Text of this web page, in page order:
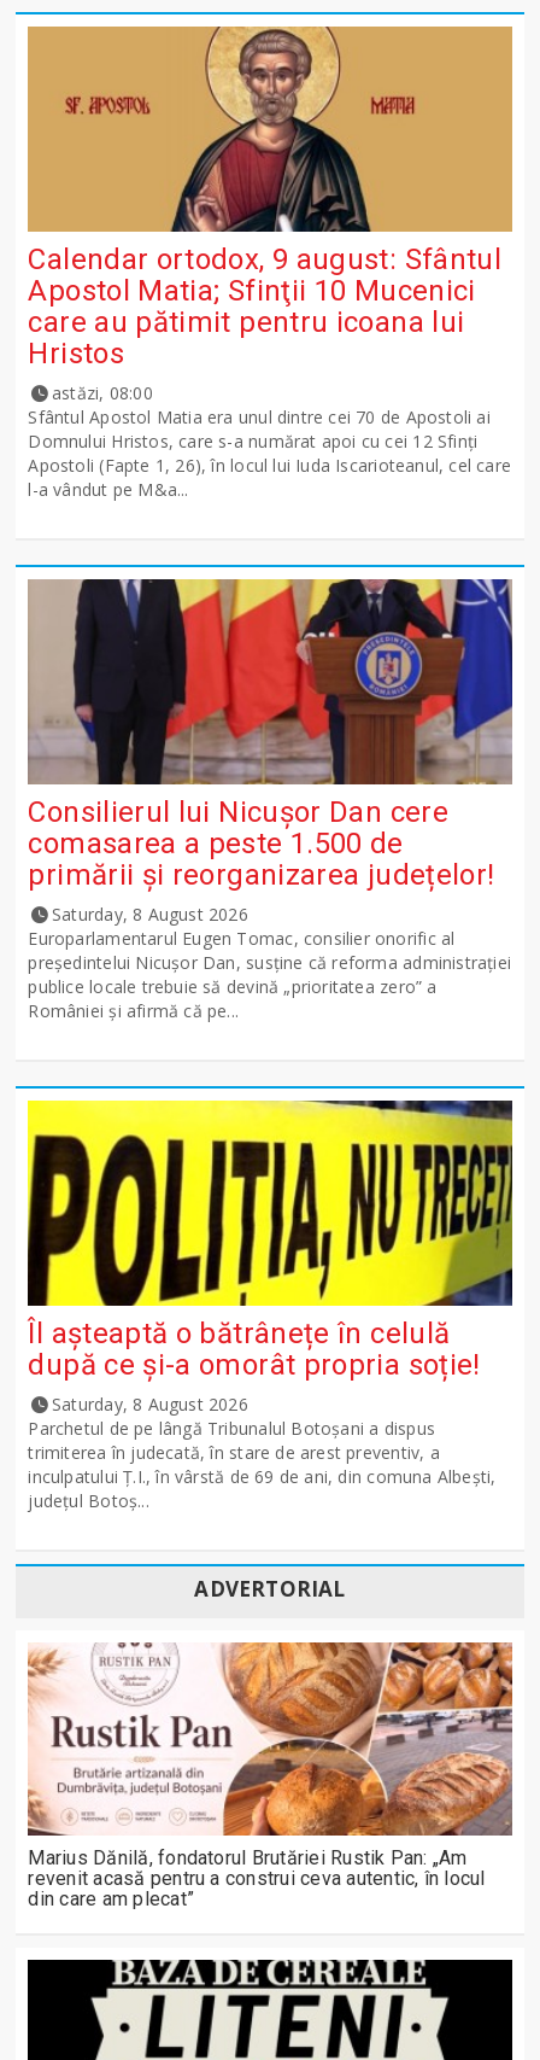
Calendar ortodox, 9 august: Sfântul
Apostol Matia; Sfinţii 10 Mucenici
care au pătimit pentru icoana lui
Hristos
astăzi, 08:00
Sfântul Apostol Matia era unul dintre cei 70 de Apostoli ai
Domnului Hristos, care s-a numărat apoi cu cei 12 Sfinţi
Apostoli (Fapte 1, 26), în locul lui Iuda Iscarioteanul, cel care
l-a vândut pe M&a...
Consilierul lui Nicușor Dan cere
comasarea a peste 1.500 de
primării și reorganizarea județelor!
Saturday, 8 August 2026
Europarlamentarul Eugen Tomac, consilier onorific al
președintelui Nicușor Dan, susține că reforma administrației
publice locale trebuie să devină „prioritatea zero” a
României și afirmă că pe...
Îl așteaptă o bătrânețe în celulă
după ce și-a omorât propria soție!
Saturday, 8 August 2026
Parchetul de pe lângă Tribunalul Botoşani a dispus
trimiterea în judecată, în stare de arest preventiv, a
inculpatului Ț.I., în vârstă de 69 de ani, din comuna Albești,
județul Botoș...
ADVERTORIAL
Marius Dănilă, fondatorul Brutăriei Rustik Pan: „Am
revenit acasă pentru a construi ceva autentic, în locul
din care am plecat”